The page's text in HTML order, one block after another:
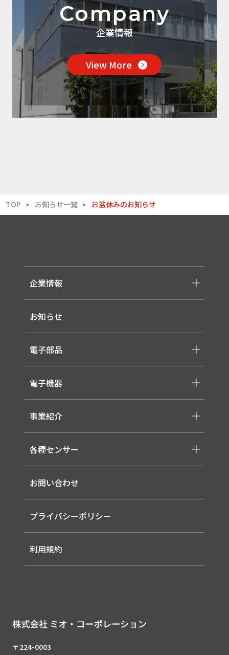
Company
企業情報
View More
TOP ▶ お知らせ一覧 ▶ お盆休みのお知らせ
〒224-0003
企業情報
-メッセージ・理念
-会社概要
-採用情報
お知らせ
電子部品
-スイッチ ・ジャック ・コネクタ・LED
-ケーブル・ハーネス・FFC
-医療用 ACアダプター
-各種モジュール
-取り扱いメーカー一覧
電子機器
-低温用LED照明
-直管形LEDランプ
-高天井LED
-LED信号灯
-ソーラー式LED 照明灯
-ルーター（LTE / Wi-Fiルーター）
事業紹介
-サービス概要
-事業領域
-EMS
各種センサー
-バイタルセンサー
-AIセンサー
お問い合わせ
プライバシーポリシー
利用規約